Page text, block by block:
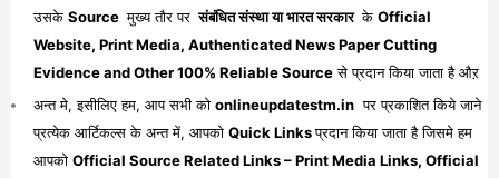
उसके Source मुख्य तौर पर संबंधित संस्था या भारत सरकार के Official
Website, Print Media, Authenticated News Paper Cutting
Evidence and Other 100% Reliable Sourceसे प्रदान किया जाता है औऱ
अन्त मे, इसीलिए हम, आप सभी को onlineupdatestm.in पर प्रकाशित किये जाने
प्रत्येक आर्टिकल्स के अन्त में, आपको Quick Linksप्रदान किया जाता है जिसमे हम
आपको Official Source Related Links – Print Media Links, Official